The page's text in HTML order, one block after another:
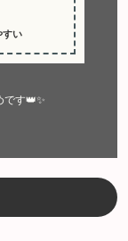
すい
す👑✨